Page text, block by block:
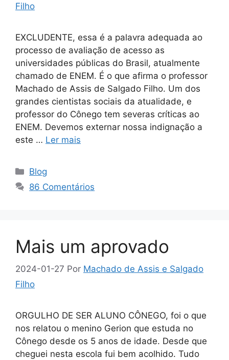
Filho
EXCLUDENTE, essa é a palavra adequada ao
processo de avaliação de acesso as
universidades públicas do Brasil, atualmente
chamado de ENEM. É o que afirma o professor
Machado de Assis de Salgado Filho. Um dos
grandes cientistas sociais da atualidade, e
professor do Cônego tem severas críticas ao
ENEM. Devemos externar nossa indignação a
este … Ler mais
Categorias
Blog
86 Comentários
Mais um aprovado
2024-01-27 Por Machado de Assis e Salgado
Filho
ORGULHO DE SER ALUNO CÔNEGO, foi o que
nos relatou o menino Gerion que estuda no
Cônego desde os 5 anos de idade. Desde que
cheguei nesta escola fui bem acolhido. Tudo